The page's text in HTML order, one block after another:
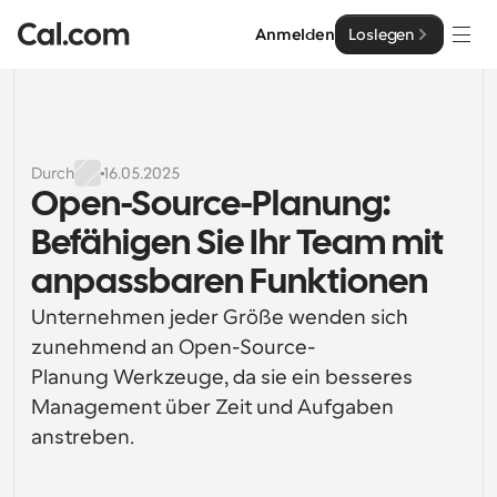
Anmelden Loslegen
Lösungen
Nach Teamgröße
Für Einzelpersonen
Persönliche Terminplanung einfach gemacht
Für Teams
Kollaborative Planung für Gruppen
Für Entwickler
Leistungsstarke Funktionen und Integrationen
Enterprise
Entwickler
Entwicklerdokumentation
Dokumentation für die Cal.com-Plattform
Ressourcen
Cal.ai
Durch 16.05.2025
Open-Source-Planung:
Befähigen Sie Ihr Team mit
anpassbaren Funktionen
Unternehmen jeder Größe wenden sich
zunehmend an Open-Source-
Planung Werkzeuge, da sie ein besseres
Management über Zeit und Aufgaben
anstreben.